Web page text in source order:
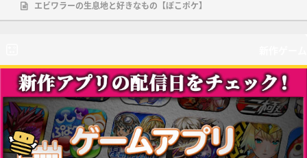
エビワラーの生息地と好きなもの【ぽこポケ】